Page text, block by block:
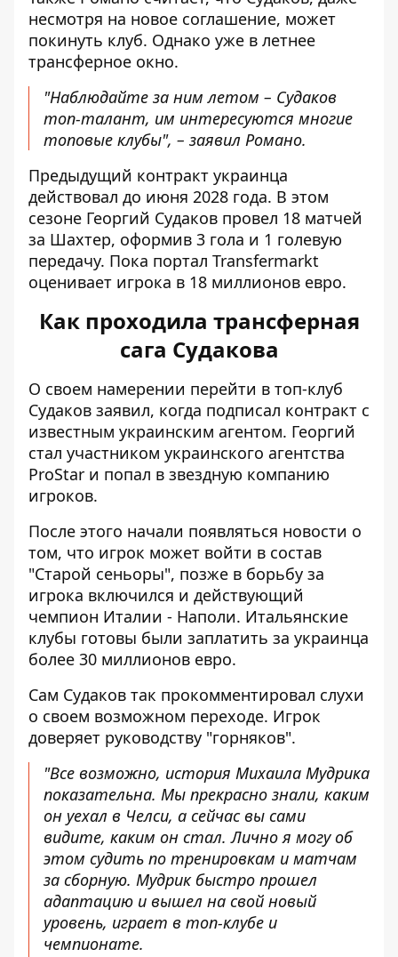
несмотря на новое соглашение, может
покинуть клуб. Однако уже в летнее
трансферное окно.
"Наблюдайте за ним летом – Судаков
топ-талант, им интересуются многие
топовые клубы", – заявил Романо.
Предыдущий контракт украинца
действовал до июня 2028 года. В этом
сезоне Георгий Судаков провел 18 матчей
за Шахтер, оформив 3 гола и 1 голевую
передачу. Пока портал Transfermarkt
оценивает игрока в 18 миллионов евро.
Как проходила трансферная
сага Судакова
О своем намерении перейти в топ-клуб
Судаков заявил, когда подписал контракт с
известным украинским агентом. Георгий
стал участником украинского агентства
ProStar и попал в звездную компанию
игроков.
После этого начали появляться новости о
том, что игрок может войти в состав
"Старой сеньоры", позже в борьбу за
игрока включился и действующий
чемпион Италии - Наполи. Итальянские
клубы готовы были заплатить за украинца
более 30 миллионов евро.
Сам Судаков так прокомментировал слухи
о своем возможном переходе. Игрок
доверяет руководству "горняков".
"Все возможно, история Михаила Мудрика
показательна. Мы прекрасно знали, каким
он уехал в Челси, а сейчас вы сами
видите, каким он стал. Лично я могу об
этом судить по тренировкам и матчам
за сборную. Мудрик быстро прошел
адаптацию и вышел на свой новый
уровень, играет в топ-клубе и
чемпионате.